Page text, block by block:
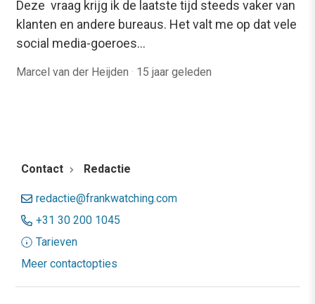
Deze vraag krijg ik de laatste tijd steeds vaker van
klanten en andere bureaus. Het valt me op dat vele
social media-goeroes…
Marcel van der Heijden · 15 jaar geleden
Contact Redactie
redactie@frankwatching.com
+31 30 200 1045
Tarieven
Meer contactopties